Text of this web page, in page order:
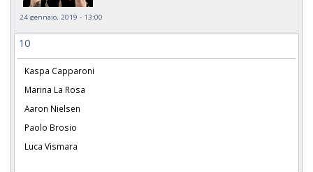
24 gennaio, 2019 - 13:00
10
Kaspa Capparoni
Marina La Rosa
Aaron Nielsen
Paolo Brosio
Luca Vismara